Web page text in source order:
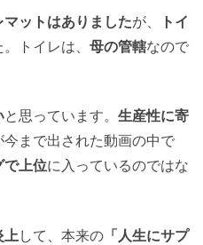
マットはありましたが、
トイ
トイレは、 母の管轄なので
と思っています。 生産性に寄
まで出された動画の中で
で上位に入っているのではな
上 して、本来の 「人生にサプ